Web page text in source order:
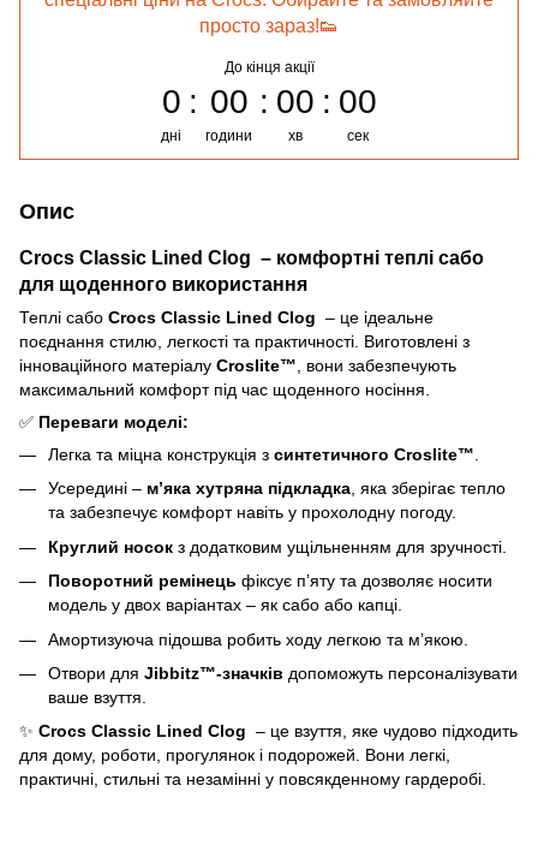
просто зараз!👟
До кінця акції
0
дні
00
години
00
хв
00
сек
Опис
Crocs Classic Lined Clog – комфортні теплі сабо
для щоденного використання
Теплі сабо Crocs Classic Lined Clog – це ідеальне
поєднання стилю, легкості та практичності. Виготовлені з
інноваційного матеріалу Croslite™ , вони забезпечують
максимальний комфорт під час щоденного носіння.
✅ Переваги моделі:
Легка та міцна конструкція з синтетичного Croslite™
Усередині – м’яка хутряна підкладка, яка зберігає тепло
та забезпечує комфорт навіть у прохолодну погоду.
Круглий носок з додатковим ущільненням для зручності.
Поворотний ремінець фіксує п’яту та дозволяє носити
модель у двох варіантах – як сабо або капці.
Амортизуюча підошва робить ходу легкою та м’якою.
Отвори для Jibbitz™-значків допоможуть персоналізувати
ваше взуття.
✨ Crocs Classic Lined Clog – це взуття, яке чудово підходить
для дому, роботи, прогулянок і подорожей. Вони легкі,
практичні, стильні та незамінні у повсякденному гардеробі.